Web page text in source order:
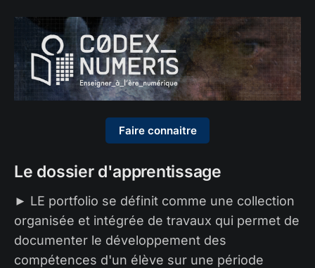
Faire connaitre
Le dossier d'apprentissage
► LE portfolio se définit comme une collection
organisée et intégrée de travaux qui permet de
documenter le développement des
compétences d'un élève sur une période